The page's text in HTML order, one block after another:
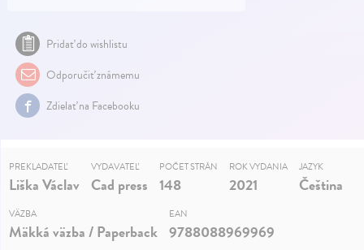
Pridať do wishlistu
Odporučiť známemu
Zdielať na Facebooku
PREKLADATEĽ
Liška Václav
VYDAVATEĽ
Cad press
POČET STRÁN
148
ROK VYDANIA
2021
JAZYK
Čeština
VÄZBA
Mäkká väzba / Paperback
EAN
9788088969969